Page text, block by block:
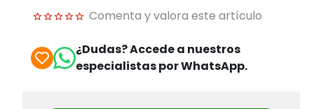
Comenta y valora este artículo
¿Dudas? Accede a nuestros
especialistas por WhatsApp.